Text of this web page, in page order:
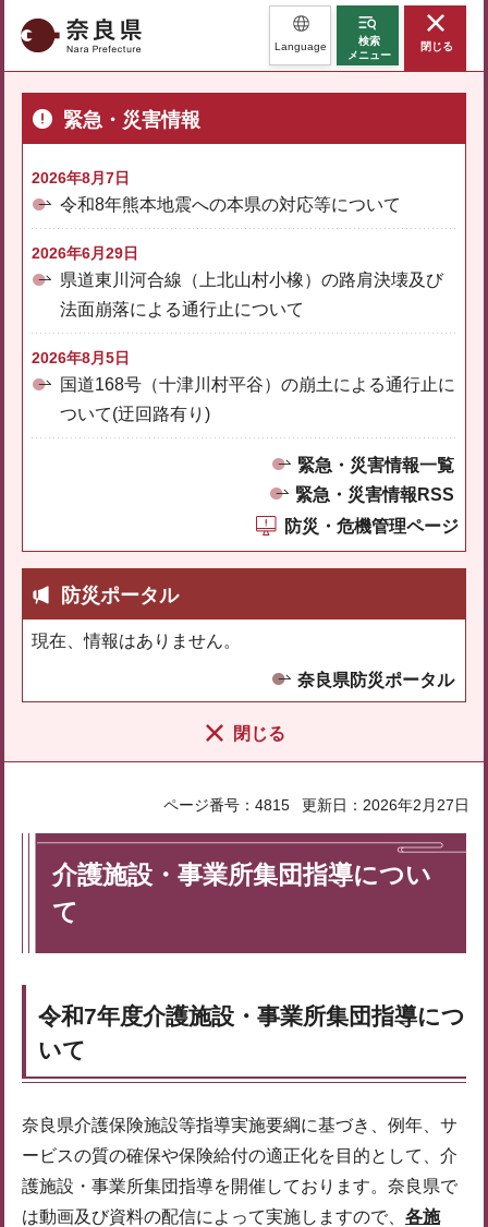
奈良県 Language
検索
メニュー
閉じる
緊急・災害情報
2026年8月7日
令和8年熊本地震への本県の対応等について
2026年6月29日
県道東川河合線（上北山村小橡）の路肩決壊及び
法面崩落による通行止について
2026年8月5日
国道168号（十津川村平谷）の崩土による通行止に
ついて(迂回路有り)
緊急・災害情報一覧
緊急・災害情報RSS
防災・危機管理ページ
防災ポータル
現在、情報はありません。
奈良県防災ポータル
閉じる
ページ番号：4815 更新日：2026年2月27日
介護施設・事業所集団指導につい
て
令和7年度介護施設・事業所集団指導につ
いて
奈良県介護保険施設等指導実施要綱に基づき、例年、サ
ービスの質の確保や保険給付の適正化を目的として、介
護施設・事業所集団指導を開催しております。奈良県で
は動画及び資料の配信によって実施しますので、 各施